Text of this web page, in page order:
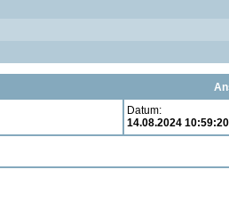
Datum:
14.08.2024 10:59:20